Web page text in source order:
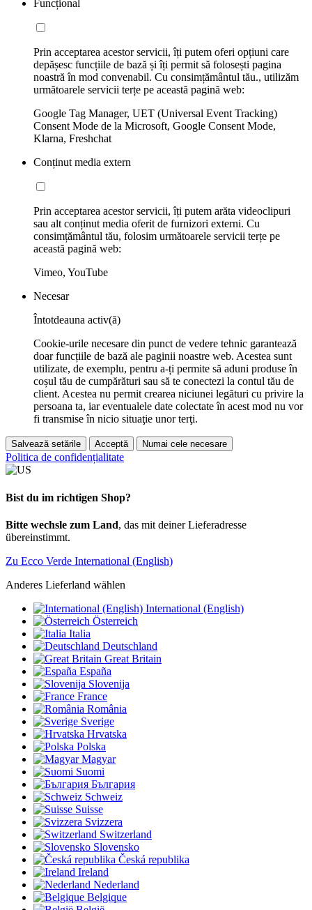
Funcțional
Prin acceptarea acestor servicii, îți putem oferi opțiuni care
depășesc funcțiile de bază și îți permit să folosești pagina
noastră în mod convenabil. Cu consimțământul tău., utilizăm
următoarele servicii terțe pe această pagină web:
Google Tag Manager, UET (Universal Event Tracking)
Consent Mode de la Microsoft, Google Consent Mode,
Klarna, Freshchat
Conținut media extern
Prin acceptarea acestor servicii, îți putem arăta videoclipuri
sau alt conținut media oferit de furnizori externi. Cu
consimțământul tău, folosim următoarele servicii terțe pe
această pagină web:
Vimeo, YouTube
Necesar
Întotdeauna activ(ă)
Cookie-urile necesare din punct de vedere tehnic garantează
doar funcțiile de bază ale paginii noastre web. Acestea sunt
utilizate, de exemplu, pentru a-ți permite să aduni produse în
coșul tău de cumpărături sau să te conectezi la contul tău de
client. Acestea nu permit crearea niciunei legături cu privire la
persoana ta, iar eventualele date colectate în acest mod nu vor
fi transmise în nicio situaţie unor terţi.
Salvează setările Acceptă Numai cele necesare
Politica de confidențialitate
Bist du im richtigen Shop?
Bitte wechsle zum Land, das mit deiner Lieferadresse
übereinstimmt.
Zu Ecco Verde International (English)
Anderes Lieferland wählen
International (English)
Österreich
Italia
Deutschland
Great Britain
España
Slovenija
France
România
Sverige
Hrvatska
Polska
Magyar
Suomi
България
Schweiz
Suisse
Svizzera
Switzerland
Slovensko
Česká republika
Ireland
Nederland
Belgique